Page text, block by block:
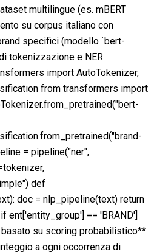
multilingue (es. mBERT
su corpus italiano con
specifici (modello `bert-
tokenizzazione e NER
import AutoTokenizer,
from transformers import
= pipeline("ner",
def
doc = nlp_pipeline(text) return
ent['entity_group'] == 'BRAND']
su scoring probabilistico**
a ogni occorrenza di